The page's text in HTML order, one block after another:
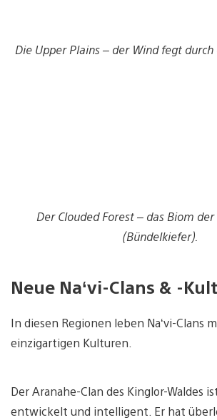
Die Upper Plains – der Wind fegt durch
Der Clouded Forest – das Biom
(Bündelkiefer).
Neue Na‘vi-Clans & -
In diesen Regionen leben Na‘vi-Clans
einzigartigen Kulturen.
Der Aranahe-Clan des Kinglor-Waldes
entwickelt und intelligent. Er hat